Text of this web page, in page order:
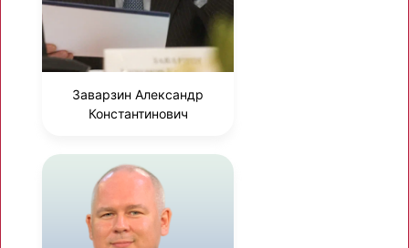
Заварзин Александр
Константинович